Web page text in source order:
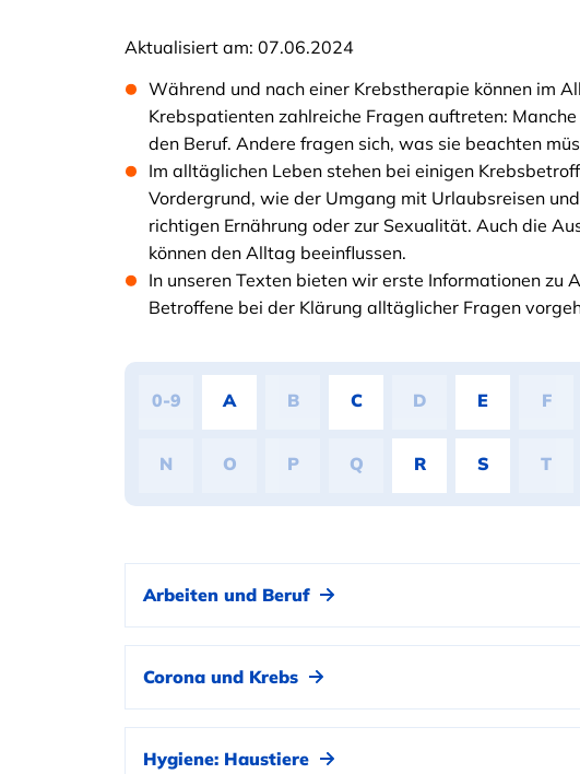
Aktualisiert am: 07.06.2024
Während und nach einer Krebstherapie können im
Krebspatienten zahlreiche Fragen auftreten:
den Beruf. Andere fragen sich, was sie beachten
Im alltäglichen Leben stehen bei einigen
Vordergrund, wie der Umgang mit Urlaubsreisen
richtigen Ernährung oder zur Sexualität. Auch die
können den Alltag beeinflussen.
In unseren Texten bieten wir erste Informationen zu
Betroffene bei der Klärung alltäglicher Fragen
0-9 A B C D E F
N O P Q R S T
Arbeiten und Beruf
Corona und Krebs
Hygiene: Haustiere